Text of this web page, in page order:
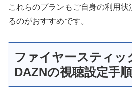
これらのプランもご自身の利用
るのがおすすめです。
ファイヤースティッ
DAZNの視聴設定手順